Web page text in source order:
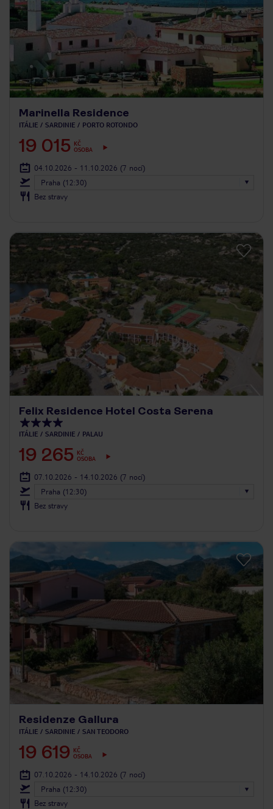
Marinella Residence
ITÁLIE SARDINIE PORTO ROTONDO
19 015
KČ
OSOBA
04.10.2026 - 11.10.2026 (7 nocí)
Praha (12:30)
Bez stravy
Felix Residence Hotel Costa Serena
ITÁLIE SARDINIE PALAU
19 265
KČ
OSOBA
07.10.2026 - 14.10.2026 (7 nocí)
Praha (12:30)
Bez stravy
Residenze Gallura
ITÁLIE SARDINIE SAN TEODORO
19 619
KČ
OSOBA
07.10.2026 - 14.10.2026 (7 nocí)
Praha (12:30)
Bez stravy